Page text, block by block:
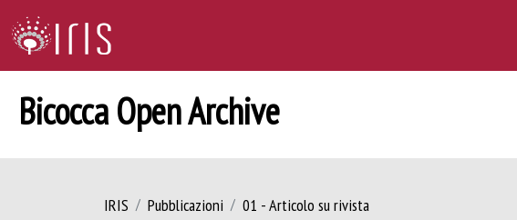
Bicocca Open Archive
IRIS Pubblicazioni 01 - Articolo su rivista